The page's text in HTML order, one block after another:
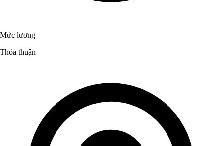
Mức lương
Thỏa thuận